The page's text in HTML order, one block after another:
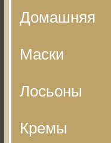
Домашняя
Маски
Лосьоны
Кремы